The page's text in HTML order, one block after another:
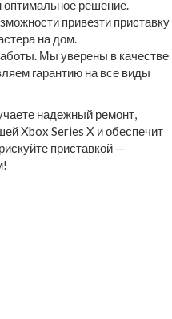
оптимальное решение.
привезти приставку
на дом.
Мы уверены в качестве
гарантию на все виды
надежный ремонт,
Xbox Series X и обеспечит
приставкой —